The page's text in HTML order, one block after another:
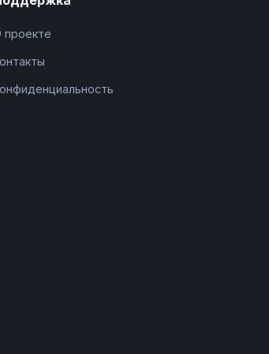
проекте